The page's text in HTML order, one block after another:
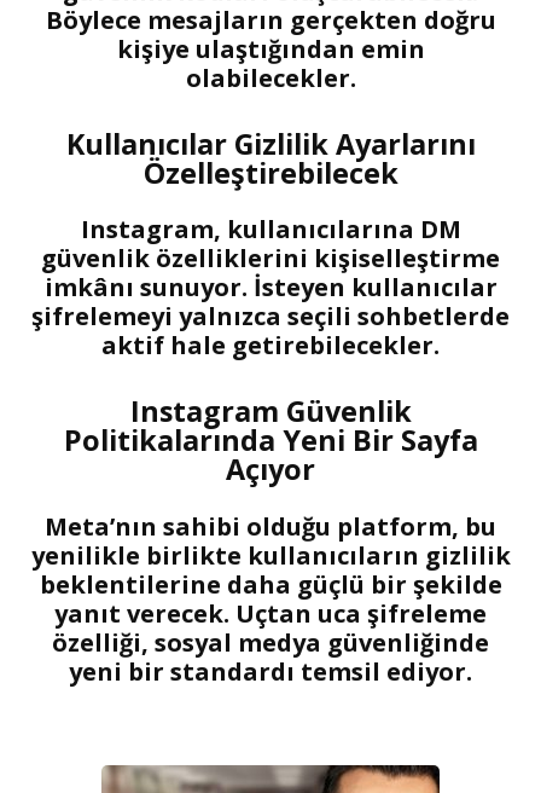
Böylece mesajların gerçekten doğru
kişiye ulaştığından emin
olabilecekler.
Kullanıcılar Gizlilik Ayarlarını
Özelleştirebilecek
Instagram, kullanıcılarına DM
güvenlik özelliklerini kişiselleştirme
imkânı sunuyor. İsteyen kullanıcılar
şifrelemeyi yalnızca seçili sohbetlerde
aktif hale getirebilecekler.
Instagram Güvenlik
Politikalarında Yeni Bir Sayfa
Açıyor
Meta’nın sahibi olduğu platform, bu
yenilikle birlikte kullanıcıların gizlilik
beklentilerine daha güçlü bir şekilde
yanıt verecek. Uçtan uca şifreleme
özelliği, sosyal medya güvenliğinde
yeni bir standardı temsil ediyor.